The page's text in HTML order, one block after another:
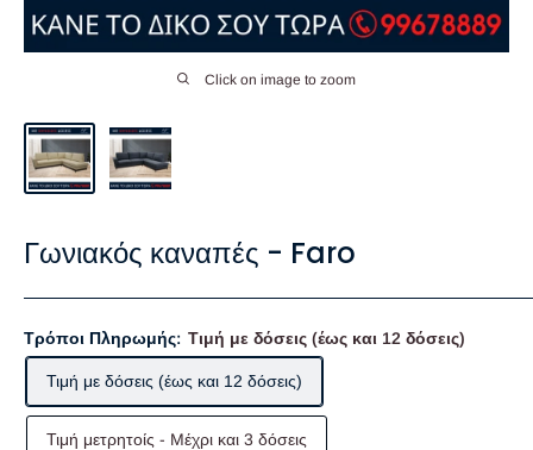
Click on image to zoom
Γωνιακός καναπές - Faro
Τρόποι Πληρωμής: Τιμή με δόσεις (έως και 12 δόσεις)
Τιμή με δόσεις (έως και 12 δόσεις)
Τιμή μετρητοίς - Mέχρι και 3 δόσεις